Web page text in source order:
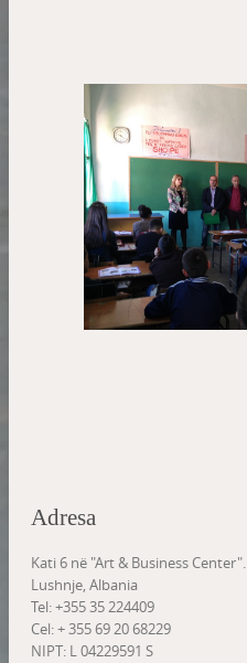
Adresa
Kati 6 në "Art & Business Center".
Lushnje, Albania
Tel: +355 35 224409
Cel: + 355 69 20 68229
NIPT: L 04229591 S